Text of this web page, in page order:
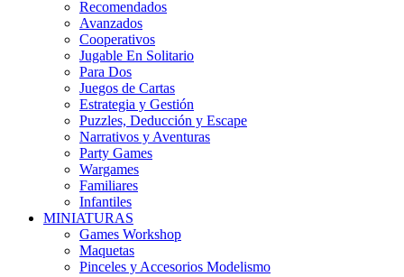
Recomendados
Avanzados
Cooperativos
Jugable En Solitario
Para Dos
Juegos de Cartas
Estrategia y Gestión
Puzzles, Deducción y Escape
Narrativos y Aventuras
Party Games
Wargames
Familiares
Infantiles
MINIATURAS
Games Workshop
Maquetas
Pinceles y Accesorios Modelismo